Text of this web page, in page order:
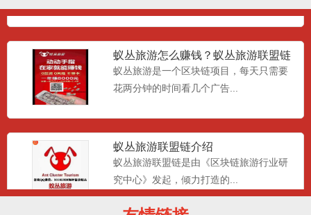
蚁丛旅游怎么赚钱？蚁丛旅游联盟链
靠谱吗？
蚁丛旅游是一个区块链项目，每天只需要
花两分钟的时间看几个广告...
蚁丛旅游联盟链介绍
蚁丛旅游联盟链是由《区块链旅游行业研
究中心》发起，倾力打造的...